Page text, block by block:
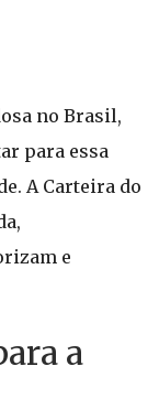
no Brasil,
para essa
A Carteira do
e
a